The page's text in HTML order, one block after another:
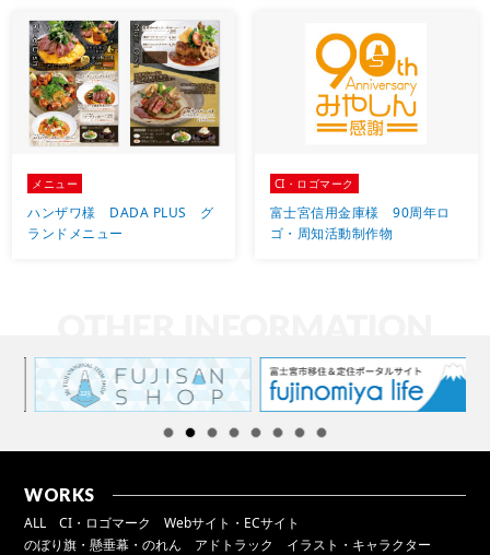
メニュー
ハンザワ様 DADA PLUS グ
ランドメニュー
CI・ロゴマーク
富士宮信用金庫様 90周年ロ
ゴ・周知活動制作物
WORKS
ALL CI・ロゴマーク
Webサイト・ECサイト
のぼり旗・懸垂幕・のれん
アドトラック
イラスト・キャラクター